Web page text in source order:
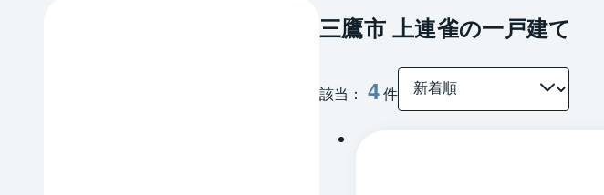
三鷹市 上連雀の一戸建て
該当： 4件
1 / 0